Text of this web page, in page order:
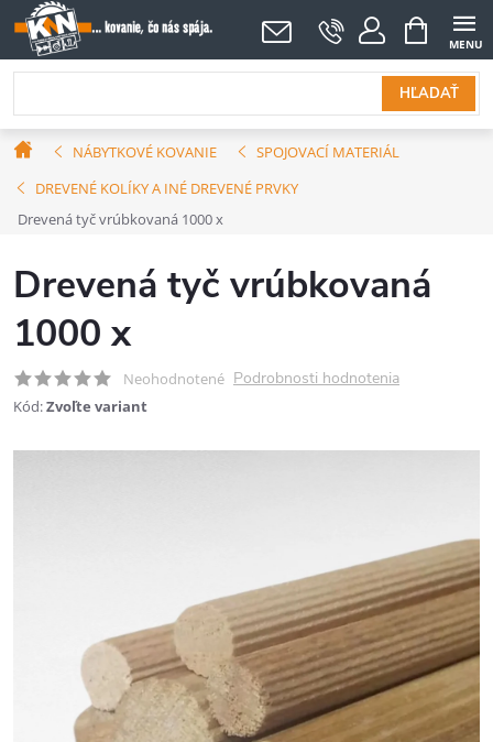
Prejsť
na
obsah
HĽADAŤ
NÁKUPNÝ
KOŠÍK
DomovNÁBYTKOVÉ KOVANIE
SPOJOVACÍ MATERIÁL
DREVENÉ KOLÍKY A INÉ DREVENÉ PRVKY
Drevená tyč vrúbkovaná 1000 x
Drevená tyč vrúbkovaná
1000 x
Neohodnotené Podrobnosti hodnotenia
Kód:Zvoľte variant